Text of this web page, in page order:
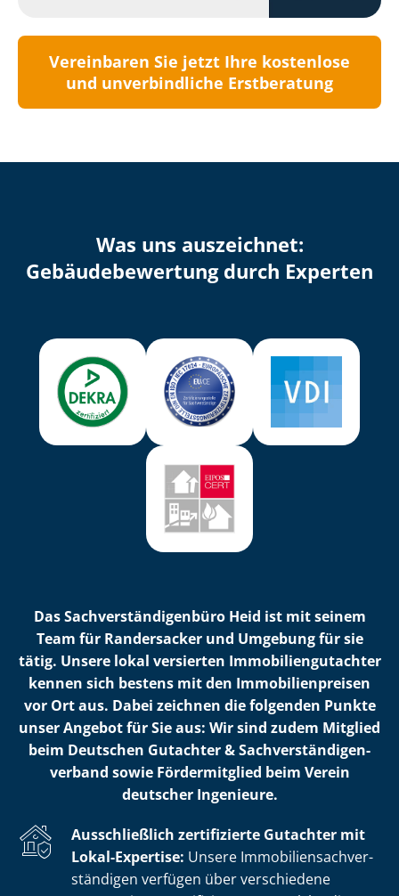
Vereinbaren Sie jetzt Ihre kostenlose
und unverbindliche Erstberatung
Was uns auszeichnet:
Ge­bäu­de­be­wer­tung durch Experten
Das Sach­ver­stän­di­gen­bü­ro Heid ist mit seinem
Team für Randersacker und Umgebung für sie
tätig. Unsere lokal versierten Im­mo­bi­li­en­gut­ach­ter
kennen sich bestens mit den Im­mo­bi­li­en­prei­sen
vor Ort aus. Dabei zeichnen die folgenden Punkte
unser Angebot für Sie aus: Wir sind zudem Mitglied
beim Deutschen Gutachter & Sach­ver­stän­di­gen­
ver­band sowie Fördermitglied beim Verein
deutscher Ingenieure.
Ausschließlich zertifizierte Gutachter mit
Lokal-Expertise: Unsere Im­mo­bi­li­en­sach­ver­
stän­di­gen verfügen über verschiedene